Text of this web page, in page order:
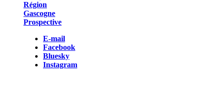
Région
Gascogne
Prospective
E-mail
Facebook
Bluesky
Instagram